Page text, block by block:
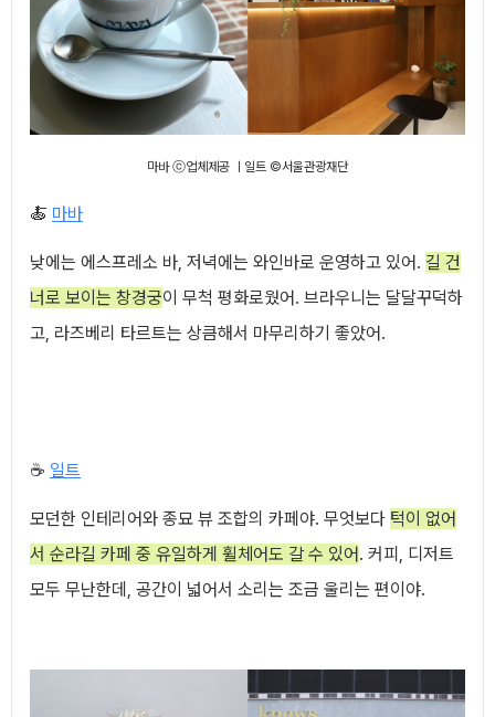
마바 ⓒ업체제공 ㅣ일트 ©서울관광재단
🍝 마바
낮에는 에스프레소 바, 저녁에는 와인바로 운영하고 있어. 길 건
너로 보이는 창경궁이 무척 평화로웠어. 브라우니는 달달꾸덕하
고, 라즈베리 타르트는 상큼해서 마무리하기 좋았어.
☕ 일트
모던한 인테리어와 종묘 뷰 조합의 카페야. 무엇보다 턱이 없어
서 순라길 카페 중 유일하게 휠체어도 갈 수 있어. 커피, 디저트
모두 무난한데, 공간이 넓어서 소리는 조금 울리는 편이야.